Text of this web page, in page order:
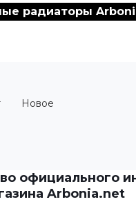
радиаторы
Новое
официального
Arbonia.net